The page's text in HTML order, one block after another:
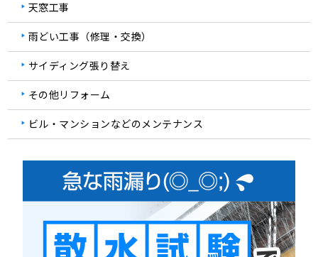
天窓工事
雨どい工事（修理・交換）
サイディング張り替え
その他リフォーム
ビル・マンションなどのメンテナンス